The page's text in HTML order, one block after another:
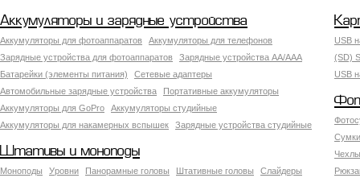
Аккумуляторы и зарядные устройства
Аккумуляторы для фотоаппаратов
Аккумуляторы для телефонов
Зарядные устройства для фотоаппаратов
Зарядные устройства AA/AAA
Батарейки (элементы питания)
Сетевые адаптеры
Автомобильные зарядные устройства
Портативные аккумуляторы
Аккумуляторы для GoPro
Аккумуляторы студийные
Аккумуляторы для накамерных вспышек
Зарядные устройства студийные
USB
(SD)
USB
Штативы и моноподы
Моноподы Уровни Панорамные головы Штативные головы
Слайдеры